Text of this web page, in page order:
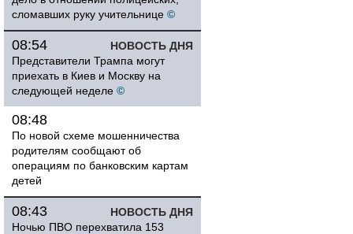
сломавших руку учительнице ©
НОВОСТЬ ДНЯ
08:54
Представители Трампа могут
приехать в Киев и Москву на
следующей неделе ©
08:48
По новой схеме мошенничества
родителям сообщают об
операциям по банковским картам
детей
НОВОСТЬ ДНЯ
08:43
Ночью ПВО перехватила 153